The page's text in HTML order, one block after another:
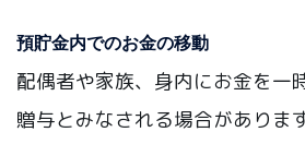
預貯金内でのお金の移動
配偶者や家族、身内にお金を一
贈与とみなされる場合があります